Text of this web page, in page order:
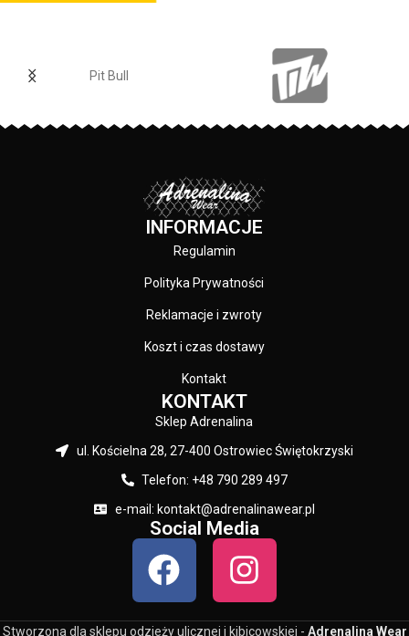
dopasowanym ściągaczem.
sitodruku przez co są bardzo
trwałe - skład materiału: 80%
bawełna / 20% poliester
PRODUCENT: Pit Bull
KOLOR:
Pit Bull
INFORMACJE
Regulamin
Polityka Prywatności
Reklamacje i zwroty
Koszt i czas dostawy
Kontakt
KONTAKT
Sklep Adrenalina
ul. Kościelna 28, 27-400 Ostrowiec Świętokrzyski
Telefon: +48 790 289 497
e-mail: kontakt@adrenalinawear.pl
Social Media
Stworzona dla sklepu odzieży ulicznej i kibicowskiej - Adrenalina Wear